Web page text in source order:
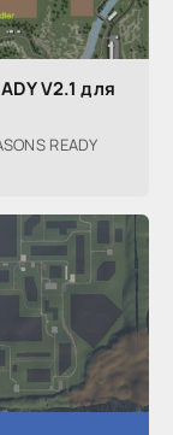
V2.1 для
READY